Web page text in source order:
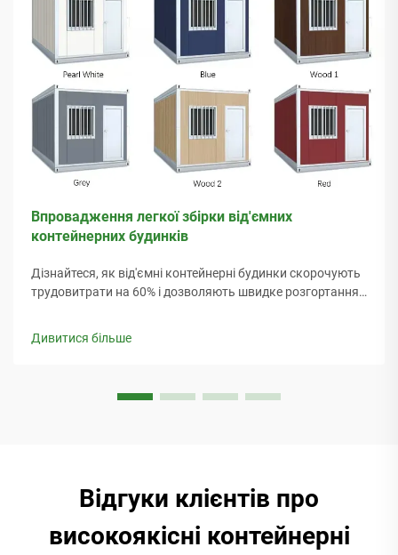
Впровадження легкої збірки від'ємних
контейнерних будинків
Дізнайтеся, як від'ємні контейнерні будинки скорочують
трудовитрати на 60% і дозволяють швидке розгортання
також масштабованого житла. Дізнатися більше.
Дивитися більше
Відгуки клієнтів про
високоякісні контейнерні